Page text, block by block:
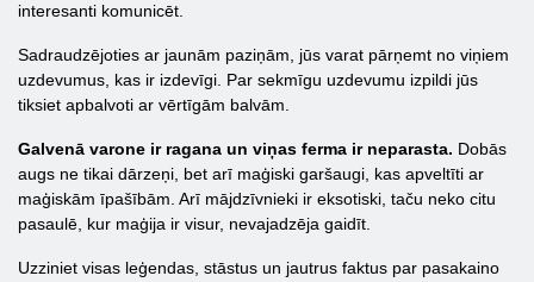
interesanti komunicēt.
Sadraudzējoties ar jaunām paziņām, jūs varat pārņemt no viņiem
uzdevumus, kas ir izdevīgi. Par sekmīgu uzdevumu izpildi jūs
tiksiet apbalvoti ar vērtīgām balvām.
Galvenā varone ir ragana un viņas ferma ir neparasta. Dobās
augs ne tikai dārzeņi, bet arī maģiski garšaugi, kas apveltīti ar
maģiskām īpašībām. Arī mājdzīvnieki ir eksotiski, taču neko citu
pasaulē, kur maģija ir visur, nevajadzēja gaidīt.
Uzziniet visas leģendas, stāstus un jautrus faktus par pasakaino